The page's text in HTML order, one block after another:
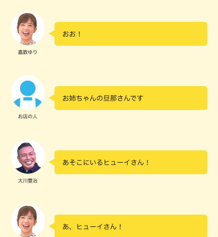
嘉数ゆり
おお！
お店の人
お姉ちゃんの旦那さんです
大川豊治
あそこにいるヒューイさん！
あ、ヒューイさん！